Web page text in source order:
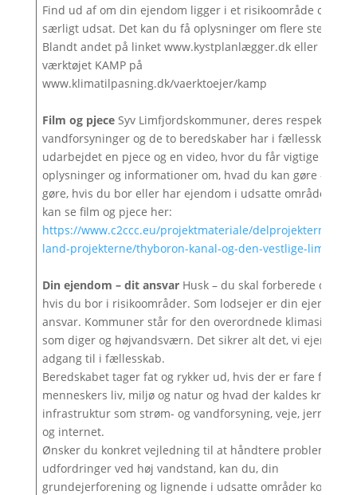
Find ud af om din ejendom ligger i et risikoområde og er
særligt udsat. Det kan du få oplysninger om flere steder.
Blandt andet på linket www.kystplanlægger.dk eller
værktøjet KAMP på
www.klimatilpasning.dk/vaerktoejer/kamp
Film og pjeceSyv Limfjordskommuner, deres respektive
vandforsyninger og de to beredskaber har i fællesskab
udarbejdet en pjece og en video, hvor du får vigtige
oplysninger og informationer om, hvad du kan gøre – og
gøre, hvis du bor eller har ejendom i udsatte områder. Du
kan se film og pjece her:
https://www.c2ccc.eu/projektmateriale/delprojekterne/
land-projekterne/thyboron-kanal-og-den-vestlige-limfjord/
Din ejendom – dit ansvarHusk – du skal forberede dig
hvis du bor i risikoområder. Som lodsejer er din ejendom
ansvar. Kommuner står for den overordnede klimasikring
som diger og højvandsværn. Det sikrer alt det, vi ejer og
adgang til i fællesskab.
Beredskabet tager fat og rykker ud, hvis der er fare for
menneskers liv, miljø og natur og hvad der kaldes kritisk
infrastruktur som strøm- og vandforsyning, veje, jernbaner
og internet.
Ønsker du konkret vejledning til at håndtere problemer og
udfordringer ved høj vandstand, kan du, din
grundejerforening og lignende i udsatte områder kontakte